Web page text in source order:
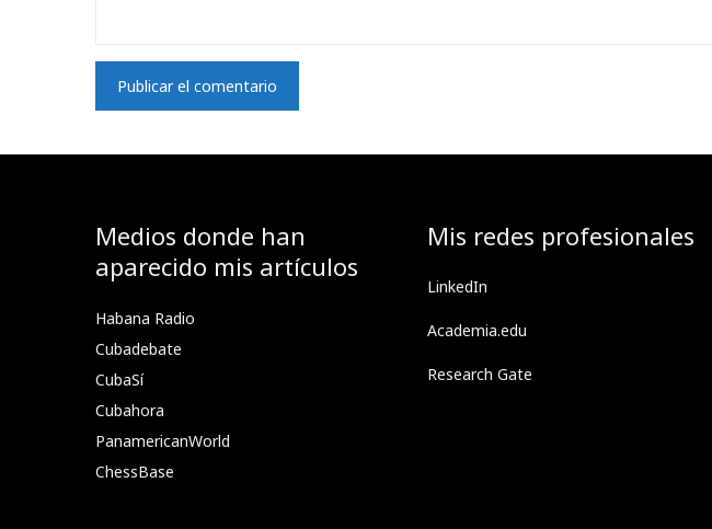
Medios donde han
aparecido mis artículos
Habana Radio
Cubadebate
CubaSí
Cubahora
PanamericanWorld
ChessBase
Mis redes profesionales
LinkedIn
Academia.edu
Research Gate